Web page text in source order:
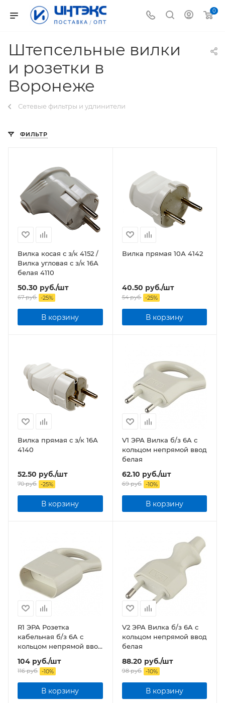
0
Штепсельные вилки
и розетки в
Воронеже
Сетевые фильтры и удлинители
ФИЛЬТР
Вилка косая с з/к 4152 /
Вилка угловая с з/к 16А
белая 4110
50.30 руб./шт
67руб. -25%
В корзину
Вилка прямая 10А 4142
40.50 руб./шт
54руб. -25%
В корзину
Вилка прямая с з/к 16А
4140
52.50 руб./шт
70руб. -25%
В корзину
V1 ЭРА Вилка б/з 6A с
кольцом непрямой ввод
белая
62.10 руб./шт
69руб. -10%
В корзину
R1 ЭРА Розетка
кабельная б/з 6A с
кольцом непрямой ввод
104 руб./шт
116руб. -10%
В корзину
V2 ЭРА Вилка б/з 6A с
кольцом непрямой ввод
белая
88.20 руб./шт
98руб. -10%
В корзину